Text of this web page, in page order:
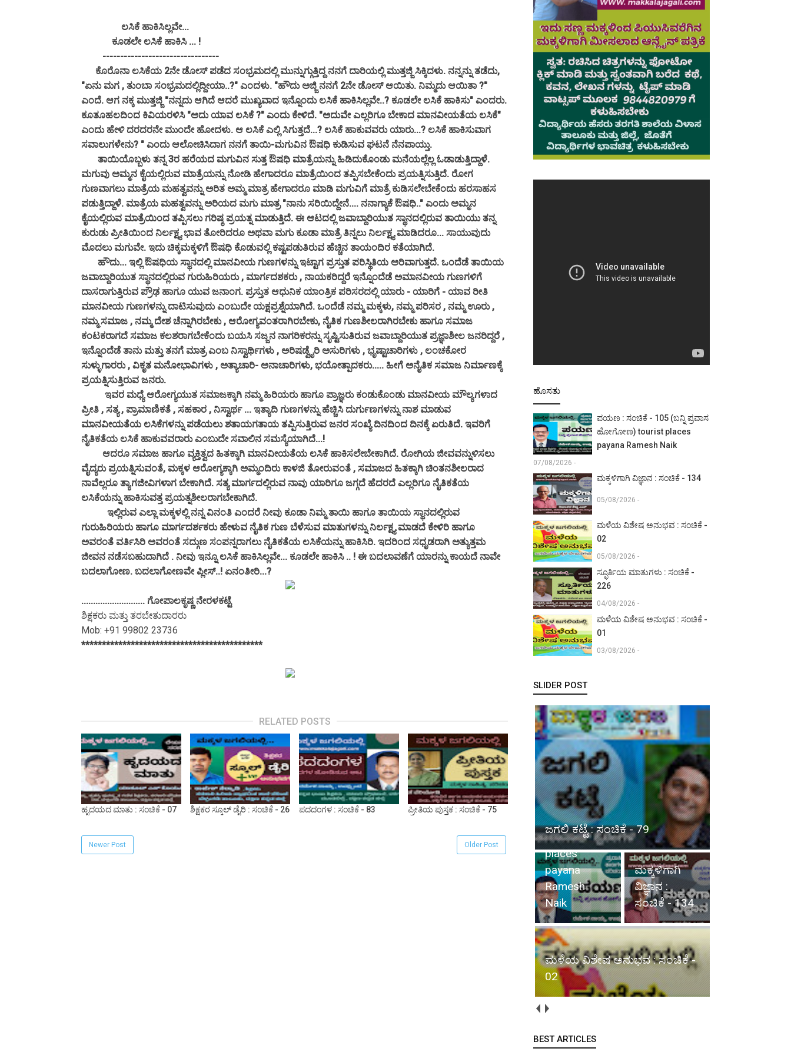
ಲಸಿಕೆ ಹಾಕಿಸಿಲ್ಲವೇ...
ಕೂಡಲೇ ಲಸಿಕೆ ಹಾಕಿಸಿ ... !
---------------------------------
ಕೊರೊನಾ ಲಸಿಕೆಯ 2ನೇ ಡೋಸ್ ಪಡೆದ ಸಂಭ್ರಮದಲ್ಲಿ ಮುನ್ನುಗ್ಗುತ್ತಿದ್ದ ನನಗೆ ದಾರಿಯಲ್ಲಿ ಮುತ್ತಜ್ಜಿ ಸಿಕ್ಕಿದಳು. ನನ್ನನ್ನು ತಡೆದು,
"ಏನು ಮಗ , ತುಂಬಾ ಸಂಭ್ರಮದಲ್ಲಿದ್ದೀಯಾ..?" ಎಂದಳು. "ಹೌದು ಅಜ್ಜಿ ನನಗೆ 2ನೇ ಡೋಸ್ ಆಯಿತು. ನಿಮ್ಮದು ಆಯಿತಾ ?"
ಎಂದೆ. ಆಗ ನಕ್ಕ ಮುತ್ತಜ್ಜಿ "ನನ್ನದು ಆಗಿದೆ ಆದರೆ ಮುಖ್ಯವಾದ ಇನ್ನೊಂದು ಲಸಿಕೆ ಹಾಕಿಸಿಲ್ಲವೇ..? ಕೂಡಲೇ ಲಸಿಕೆ ಹಾಕಿಸು" ಎಂದರು.
ಕೂತೂಹಲದಿಂದ ಕಿವಿಯರಳಿಸಿ "ಅದು ಯಾವ ಲಸಿಕೆ ?" ಎಂದು ಕೇಳಿದೆ. "ಅದುವೇ ಎಲ್ಲರಿಗೂ ಬೇಕಾದ ಮಾನವೀಯತೆಯ ಲಸಿಕೆ"
ಎಂದು ಹೇಳಿ ದರದರನೇ ಮುಂದೇ ಹೋದಳು. ಆ ಲಸಿಕೆ ಎಲ್ಲಿ ಸಿಗುತ್ತದೆ...? ಲಸಿಕೆ ಹಾಕುವವರು ಯಾರು...? ಲಸಿಕೆ ಹಾಕಿಸುವಾಗ
ಸವಾಲುಗಳೇನು? " ಎಂದು ಆಲೋಚಿಸಿದಾಗ ನನಗೆ ತಾಯಿ-ಮಗುವಿನ ಔಷಧಿ ಕುಡಿಸುವ ಘಟನೆ ನೆನಪಾಯ್ತು.
ತಾಯಿಯೊಬ್ಬಳು ತನ್ನ 3ರ ಹರೆಯದ ಮಗುವಿನ ಸುತ್ತ ಔಷಧಿ ಮಾತ್ರೆಯನ್ನು ಹಿಡಿದುಕೊಂಡು ಮನೆಯಲ್ಲೆಲ್ಲ ಓಡಾಡುತ್ತಿದ್ದಾಳೆ.
ಮಗುವು ಅಮ್ಮನ ಕೈಯಲ್ಲಿರುವ ಮಾತ್ರೆಯನ್ನು ನೋಡಿ ಹೇಗಾದರೂ ಮಾತ್ರೆಯಿಂದ ತಪ್ಪಿಸಬೇಕೆಂದು ಪ್ರಯತ್ನಿಸುತ್ತಿದೆ. ರೋಗ
ಗುಣವಾಗಲು ಮಾತ್ರೆಯ ಮಹತ್ವವನ್ನು ಅರಿತ ಅಮ್ಮ ಮಾತ್ರ ಹೇಗಾದರೂ ಮಾಡಿ ಮಗುವಿಗೆ ಮಾತ್ರೆ ಕುಡಿಸಲೇಬೇಕೆಂದು ಹರಸಾಹಸ
ಪಡುತ್ತಿದ್ದಾಳೆ. ಮಾತ್ರೆಯ ಮಹತ್ವವನ್ನು ಅರಿಯದ ಮಗು ಮಾತ್ರ "ನಾನು ಸರಿಯಿದ್ದೇನೆ.... ನನಾಗ್ಯಾಕೆ ಔಷಧಿ.." ಎಂದು ಅಮ್ಮನ
ಕೈಯಲ್ಲಿರುವ ಮಾತ್ರೆಯಿಂದ ತಪ್ಪಿಸಲು ಗರಿಷ್ಠ ಪ್ರಯತ್ನ ಮಾಡುತ್ತಿದೆ. ಈ ಆಟದಲ್ಲಿ ಜವಾಬ್ದಾರಿಯುತ ಸ್ಥಾನದಲ್ಲಿರುವ ತಾಯಿಯು ತನ್ನ
ಕುರುಡು ಪ್ರೀತಿಯಿಂದ ನಿರ್ಲಕ್ಷ್ಯ ಭಾವ ತೋರಿದರೂ ಅಥವಾ ಮಗು ಕೂಡಾ ಮಾತ್ರೆ ತಿನ್ನಲು ನಿರ್ಲಕ್ಷ್ಯ ಮಾಡಿದರೂ... ಸಾಯುವುದು
ಮೊದಲು ಮಗುವೇ. ಇದು ಚಿಕ್ಕಮಕ್ಕಳಿಗೆ ಔಷಧಿ ಕೊಡುವಲ್ಲಿ ಕಷ್ಟಪಡುತಿರುವ ಹೆಚ್ಚಿನ ತಾಯಂದಿರ ಕತೆಯಾಗಿದೆ.
ಹೌದು... ಇಲ್ಲಿ ಔಷಧಿಯ ಸ್ಥಾನದಲ್ಲಿ ಮಾನವೀಯ ಗುಣಗಳನ್ನು ಇಟ್ಟಾಗ ಪ್ರಸ್ತುತ ಪರಿಸ್ಥಿತಿಯ ಅರಿವಾಗುತ್ತದೆ. ಒಂದೆಡೆ ತಾಯಿಯ
ಜವಾಬ್ದಾರಿಯುತ ಸ್ಥಾನದಲ್ಲಿರುವ ಗುರುಹಿರಿಯರು , ಮಾರ್ಗದಶಕರು , ನಾಯಕರಿದ್ದರೆ ಇನ್ನೊಂದೆಡೆ ಅಮಾನವೀಯ ಗುಣಗಳಿಗೆ
ದಾಸರಾಗುತ್ತಿರುವ ಪ್ರೌಢ ಹಾಗೂ ಯುವ ಜನಾಂಗ. ಪ್ರಸ್ತುತ ಆಧುನಿಕ ಯಾಂತ್ರಿಕ ಪರಿಸರದಲ್ಲಿ ಯಾರು - ಯಾರಿಗೆ - ಯಾವ ರೀತಿ
ಮಾನವೀಯ ಗುಣಗಳನ್ನು ದಾಟಿಸುವುದು ಎಂಬುದೇ ಯಕ್ಷಪ್ರಶ್ನೆಯಾಗಿದೆ. ಒಂದೆಡೆ ನಮ್ಮ ಮಕ್ಕಳು, ನಮ್ಮ ಪರಿಸರ , ನಮ್ಮ ಊರು ,
ನಮ್ಮ ಸಮಾಜ , ನಮ್ಮ ದೇಶ ಚೆನ್ನಾಗಿರಬೇಕು , ಆರೋಗ್ಯವಂತರಾಗಿರಬೇಕು, ನೈತಿಕ ಗುಣಶೀಲರಾಗಿರಬೇಕು ಹಾಗೂ ಸಮಾಜ
ಕಂಟಕರಾಗದೆ ಸಮಾಜ ಕಲಶರಾಗಬೇಕೆಂದು ಬಯಸಿ ಸಜ್ಜನ ನಾಗರಿಕರನ್ನು ಸೃಷ್ಟಿಸುತಿರುವ ಜವಾಬ್ದಾರಿಯುತ ಪ್ರಜ್ಞಾಶೀಲ ಜನರಿದ್ದರೆ ,
ಇನ್ನೊಂದೆಡೆ ತಾನು ಮತ್ತು ತನಗೆ ಮಾತ್ರ ಎಂಬ ನಿಸ್ವಾರ್ಥಿಗಳು , ಅರಿಷಡ್ವೈರಿ ಅಸುರಿಗಳು , ಭೃಷ್ಟಾಚಾರಿಗಳು , ಲಂಚಕೋರ
ಸುಳ್ಳುಗಾರರು , ವಿಕೃತ ಮನೋಭಾವಿಗಳು , ಅತ್ಯಾಚಾರಿ- ಅನಾಚಾರಿಗಳು, ಭಯೋತ್ಪಾದಕರು..... ಹೀಗೆ ಅನೈತಿಕ ಸಮಾಜ ನಿರ್ಮಾಣಕ್ಕೆ
ಪ್ರಯತ್ನಿಸುತ್ತಿರುವ ಜನರು.
ಇವರ ಮಧ್ಯೆ ಆರೋಗ್ಯಯುತ ಸಮಾಜಕ್ಕಾಗಿ ನಮ್ಮ ಹಿರಿಯರು ಹಾಗೂ ಪ್ರಾಜ್ಞರು ಕಂಡುಕೊಂಡು ಮಾನವೀಯ ಮೌಲ್ಯಗಳಾದ
ಪ್ರೀತಿ , ಸತ್ಯ , ಪ್ರಾಮಾಣಿಕತೆ , ಸಹಕಾರ , ನಿಸ್ವಾರ್ಥ ... ಇತ್ಯಾದಿ ಗುಣಗಳನ್ನು ಹೆಚ್ಚಿಸಿ ದುರ್ಗುಣಗಳನ್ನು ನಾಶ ಮಾಡುವ
ಮಾನವೀಯತೆಯ ಲಸಿಕೆಗಳನ್ನು ಪಡೆಯಲು ಶತಾಯಗತಾಯ ತಪ್ಪಿಸುತ್ತಿರುವ ಜನರ ಸಂಖ್ಯೆ ದಿನದಿಂದ ದಿನಕ್ಕೆ ಏರುತಿದೆ. ಇವರಿಗೆ
ನೈತಿಕತೆಯ ಲಸಿಕೆ ಹಾಕುವವರಾರು ಎಂಬುದೇ ಸವಾಲಿನ ಸಮಸ್ಯೆಯಾಗಿದೆ...!
ಆದರೂ ಸಮಾಜ ಹಾಗೂ ವ್ಯಕ್ತಿತ್ವದ ಹಿತಕ್ಕಾಗಿ ಮಾನವೀಯತೆಯ ಲಸಿಕೆ ಹಾಕಿಸಲೇಬೇಕಾಗಿದೆ. ರೋಗಿಯ ಜೀವವನ್ನುಳಿಸಲು
ವೈದ್ಯರು ಪ್ರಯತ್ನಿಸುವಂತೆ, ಮಕ್ಕಳ ಆರೋಗ್ಯಕ್ಕಾಗಿ ಅಮ್ಮಂದಿರು ಕಾಳಜಿ ತೋರುವಂತೆ , ಸಮಾಜದ ಹಿತಕ್ಕಾಗಿ ಚಿಂತನಶೀಲರಾದ
ನಾವೆಲ್ಲರೂ ತ್ಯಾಗಜೀವಿಗಳಾಗ ಬೇಕಾಗಿದೆ. ಸತ್ಯ ಮಾರ್ಗದಲ್ಲಿರುವ ನಾವು ಯಾರಿಗೂ ಜಗ್ಗದೆ ಹೆದರದೆ ಎಲ್ಲರಿಗೂ ನೈತಿಕತೆಯ
ಲಸಿಕೆಯನ್ನು ಹಾಕಿಸುವತ್ತ ಪ್ರಯತ್ನಶೀಲರಾಗಬೇಕಾಗಿದೆ.
ಇಲ್ಲಿರುವ ಎಲ್ಲಾ ಮಕ್ಕಳಲ್ಲಿ ನನ್ನ ವಿನಂತಿ ಎಂದರೆ ನೀವು ಕೂಡಾ ನಿಮ್ಮ ತಾಯಿ ಹಾಗೂ ತಾಯಿಯ ಸ್ಥಾನದಲ್ಲಿರುವ
ಗುರುಹಿರಿಯರು ಹಾಗೂ ಮಾರ್ಗದರ್ಶಕರು ಹೇಳುವ ನೈತಿಕ ಗುಣ ಬೆಳೆಸುವ ಮಾತುಗಳನ್ನು ನಿರ್ಲಕ್ಷ್ಯ ಮಾಡದೆ ಕೇಳಿರಿ ಹಾಗೂ
ಅವರಂತೆ ವರ್ತಿಸಿರಿ ಅವರಂತೆ ಸದ್ಗುಣ ಸಂಪನ್ನರಾಗಲು ನೈತಿಕತೆಯ ಲಸಿಕೆಯನ್ನು ಹಾಕಿಸಿರಿ. ಇದರಿಂದ ಸಧೃಡರಾಗಿ ಅತ್ಯುತ್ತಮ
ಜೀವನ ನಡೆಸಬಹುದಾಗಿದೆ . ನೀವು ಇನ್ನೂ ಲಸಿಕೆ ಹಾಕಿಸಿಲ್ಲವೇ... ಕೂಡಲೇ ಹಾಕಿಸಿ .. ! ಈ ಬದಲಾವಣೆಗೆ ಯಾರನ್ನು ಕಾಯದೆ ನಾವೇ
ಬದಲಾಗೋಣ. ಬದಲಾಗೋಣವೇ ಪ್ಲೀಸ್..! ಏನಂತೀರಿ...?
........................... ಗೋಪಾಲಕೃಷ್ಣ ನೇರಳಕಟ್ಟೆ
ಶಿಕ್ಷಕರು ಮತ್ತು ತರಬೇತುದಾರರು
Mob: +91 99802 23736
********************************************
RELATED POSTS
ಹೃದಯದ ಮಾತು : ಸಂಚಿಕೆ - 07 ಶಿಕ್ಷಕರ ಸ್ಕೂಲ್ ಡೈರಿ : ಸಂಚಿಕೆ - 26 ಪದದಂಗಳ : ಸಂಚಿಕೆ - 83 ಪ್ರೀತಿಯ ಪುಸ್ತಕ : ಸಂಚಿಕೆ - 75
Newer Post Older Post
ಹೊಸತು
ಪಯಣ : ಸಂಚಿಕೆ - 105 (ಬನ್ನಿ ಪ್ರವಾಸ
ಹೋಗೋಣ) tourist places
payana Ramesh Naik
07/08/2026 -
ಮಕ್ಕಳಿಗಾಗಿ ವಿಜ್ಞಾನ : ಸಂಚಿಕೆ - 134
05/08/2026 -
ಮಳೆಯ ವಿಶೇಷ ಅನುಭವ : ಸಂಚಿಕೆ -
02
05/08/2026 -
ಸ್ಫೂರ್ತಿಯ ಮಾತುಗಳು : ಸಂಚಿಕೆ -
226
04/08/2026 -
ಮಳೆಯ ವಿಶೇಷ ಅನುಭವ : ಸಂಚಿಕೆ -
01
03/08/2026 -
SLIDER POST
ಜಗಲಿ ಕಟ್ಟೆ : ಸಂಚಿಕೆ - 79
ಪಯಣ :
ಸಂಚಿಕೆ - 105
(ಬನ್ನಿ ಪ್ರವಾಸ
ಹೋಗೋಣ)
tourist
places
payana
Ramesh
Naik
ಮಕ್ಕಳಿಗಾಗಿ
ವಿಜ್ಞಾನ :
ಸಂಚಿಕೆ - 134
ಮಳೆಯ ವಿಶೇಷ ಅನುಭವ : ಸಂಚಿಕೆ -
02
BEST ARTICLES